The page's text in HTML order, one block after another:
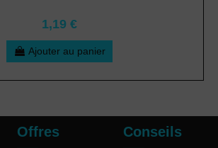
1,19 €
Ajouter au panier
Offres Conseils